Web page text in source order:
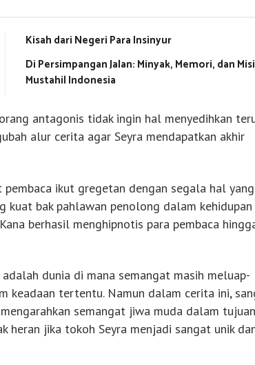
Kisah dari Negeri Para Insinyur
Di Persimpangan Jalan: Minyak, Memori, dan Misi
Mustahil Indonesia
antagonis tidak ingin hal menyedihkan
alur cerita agar Seyra mendapatkan akhir
ikut gregetan dengan segala hal yang
kuat bak pahlawan penolong dalam kehidupan
berhasil menghipnotis para pembaca
dunia di mana semangat masih meluap-
keadaan tertentu. Namun dalam cerita ini,
semangat jiwa muda dalam tujuan
heran jika tokoh Seyra menjadi sangat unik